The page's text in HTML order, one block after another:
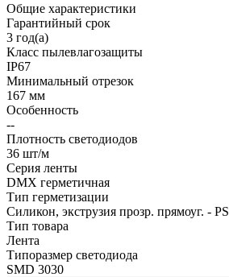
Общие характеристики
Гарантийный срок
3 год(а)
Класс пылевлагозащиты
IP67
Минимальный отрезок
167 мм
Особенность
--
Плотность светодиодов
36 шт/м
Серия ленты
DMX герметичная
Тип герметизации
Силикон, экструзия прозр. прямоуг. - PS
Тип товара
Лента
Типоразмер светодиода
SMD 3030